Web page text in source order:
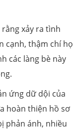
xảy ra tình
cạnh, thậm chí họ
các làng bè này
ứng dữ dội của
hoàn thiện hồ sơ
phản ánh, nhiều